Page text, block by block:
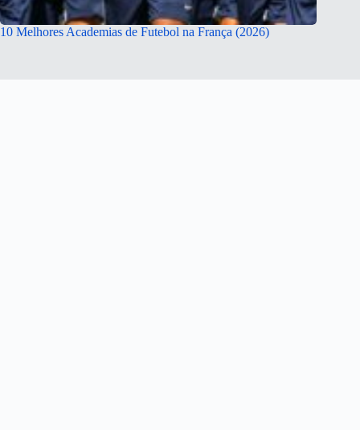
10 Melhores Academias de Futebol na França (2026)